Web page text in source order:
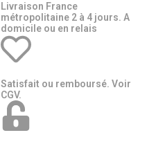
Livraison France
métropolitaine 2 à 4 jours. A
domicile ou en relais​​
Satisfait ou remboursé. Voir
CGV.